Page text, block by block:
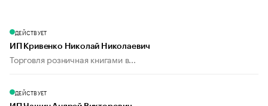
ДЕЙСТВУЕТ
ИП Кривенко Николай Николаевич
Торговля розничная книгами в...
ДЕЙСТВУЕТ